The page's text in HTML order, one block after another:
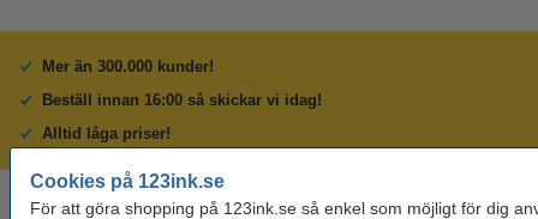
Cookies på 123ink.se
För att göra shopping på 123ink.se så enkel som möjligt för dig
Mer än 300.000 kunder!
Beställ innan 16:00 så skickar vi idag!
Alltid låga priser!